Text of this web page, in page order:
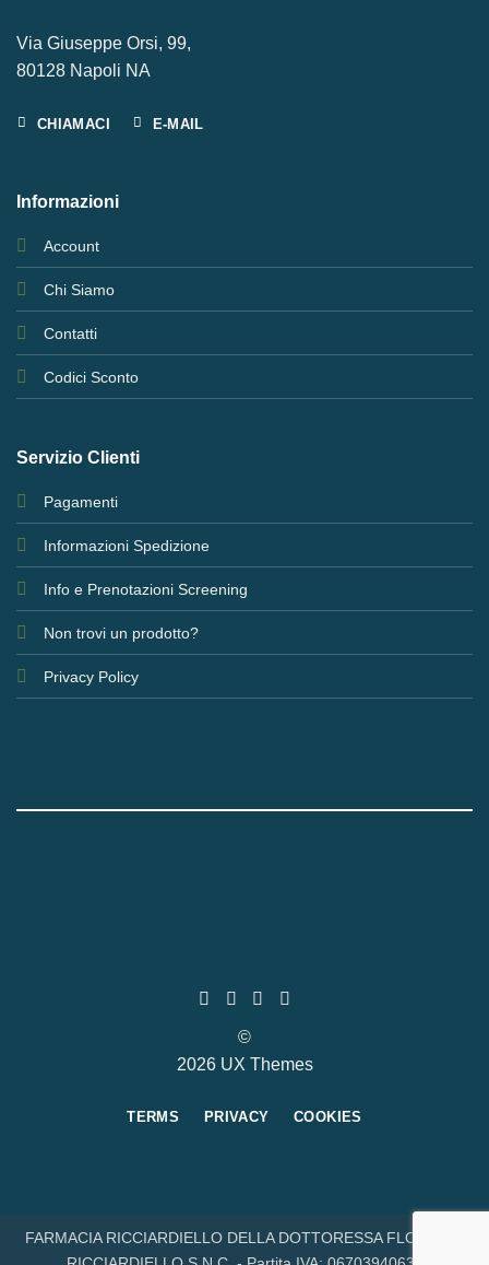
Via Giuseppe Orsi, 99,
80128 Napoli NA
CHIAMACI E-MAIL
Informazioni
Account
Chi Siamo
Contatti
Codici Sconto
Servizio Clienti
Pagamenti
Informazioni Spedizione
Info e Prenotazioni Screening
Non trovi un prodotto?
Privacy Policy
©
2026 UX Themes
TERMS PRIVACY COOKIES
FARMACIA RICCIARDIELLO DELLA DOTTORESSA FLORINDA